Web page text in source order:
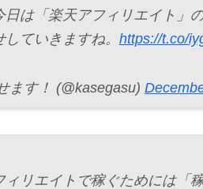
日は「楽天アフィリエイト」
していきますね。 https://t.co/
ます！ (@kasegasu)
ィリエイトで稼ぐためには「